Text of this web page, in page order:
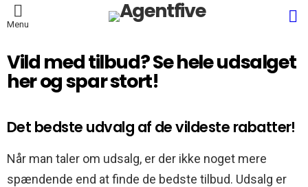
Menu
Vild med tilbud? Se hele udsalget
her og spar stort!
Det bedste udvalg af de vildeste rabatter!
Når man taler om udsalg, er der ikke noget mere
spændende end at finde de bedste tilbud. Udsalg er